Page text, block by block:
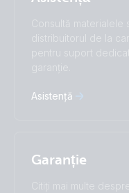
中國人
Consultă
distribuitorul de la
pentru suport
garanție.
Asistență
Garanție
Citiți mai multe